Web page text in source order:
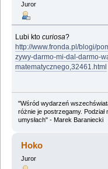
Juror
Lubi ktocuriosa?
http://www.fronda.pl/blogi/
zywy-darmo-mi-dal-darmo-
matematycznego,32461.html
"Wśród wydarzeń
różnie je postrzegamy.
umysłach" - Marek Baraniecki
Hoko
Juror